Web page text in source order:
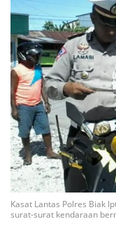
Kasat Lantas Polres Biak
surat-surat kendaraan